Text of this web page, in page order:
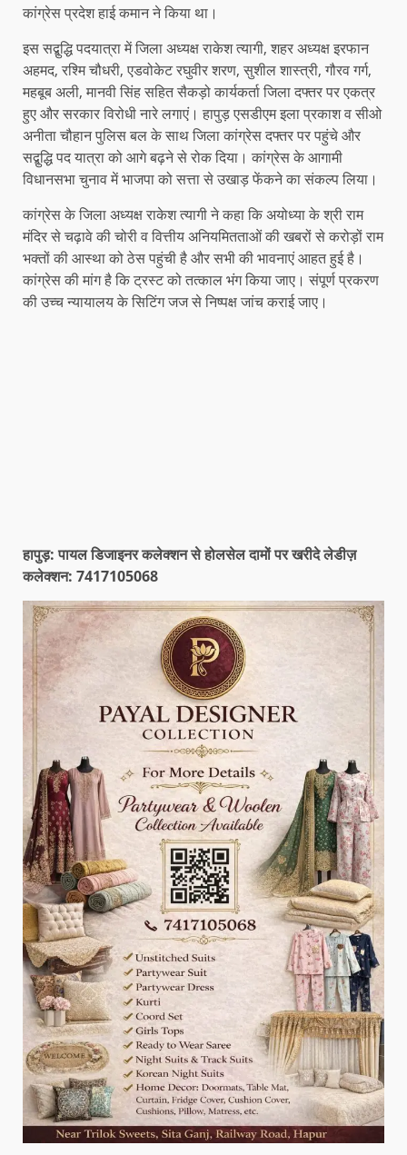
कांग्रेस प्रदेश हाई कमान ने किया था।
इस सद्बुद्धि पदयात्रा में जिला अध्यक्ष राकेश त्यागी, शहर अध्यक्ष इरफान
अहमद, रश्मि चौधरी, एडवोकेट रघुवीर शरण, सुशील शास्त्री, गौरव गर्ग,
महबूब अली, मानवी सिंह सहित सैकड़ो कार्यकर्ता जिला दफ्तर पर एकत्र
हुए और सरकार विरोधी नारे लगाएं। हापुड़ एसडीएम इला प्रकाश व सीओ
अनीता चौहान पुलिस बल के साथ जिला कांग्रेस दफ्तर पर पहुंचे और
सद्बुद्धि पद यात्रा को आगे बढ़ने से रोक दिया। कांग्रेस के आगामी
विधानसभा चुनाव में भाजपा को सत्ता से उखाड़ फेंकने का संकल्प लिया।
कांग्रेस के जिला अध्यक्ष राकेश त्यागी ने कहा कि अयोध्या के श्री राम
मंदिर से चढ़ावे की चोरी व वित्तीय अनियमितताओं की खबरों से करोड़ों राम
भक्तों की आस्था को ठेस पहुंची है और सभी की भावनाएं आहत हुई है।
कांग्रेस की मांग है कि ट्रस्ट को तत्काल भंग किया जाए। संपूर्ण प्रकरण
की उच्च न्यायालय के सिटिंग जज से निष्पक्ष जांच कराई जाए।
हापुड़: पायल डिजाइनर कलेक्शन से होलसेल दामों पर खरीदे लेडीज़
कलेक्शन: 7417105068